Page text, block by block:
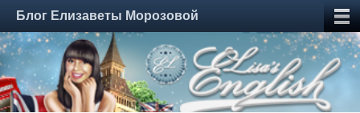
Блог Елизаветы Морозовой